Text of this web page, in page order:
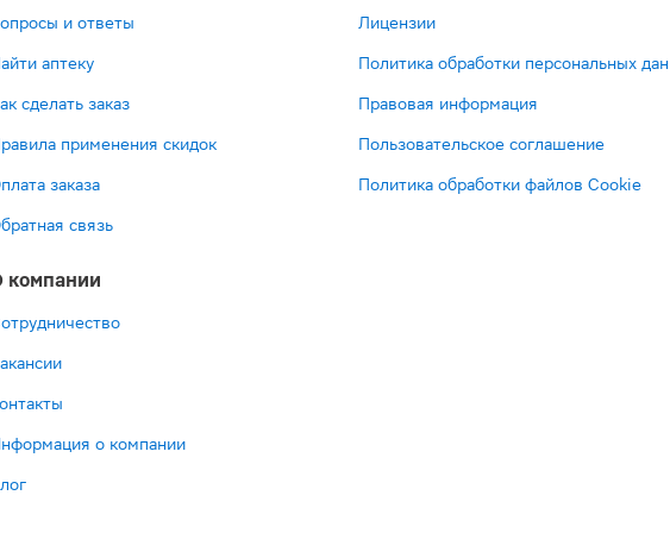
и ответы
аптеку
сделать заказ
применения скидок
заказа
связь
компании
о компании
Лицензии
Политика обработки персональных
Правовая информация
Пользовательское соглашение
Политика обработки файлов Cookie